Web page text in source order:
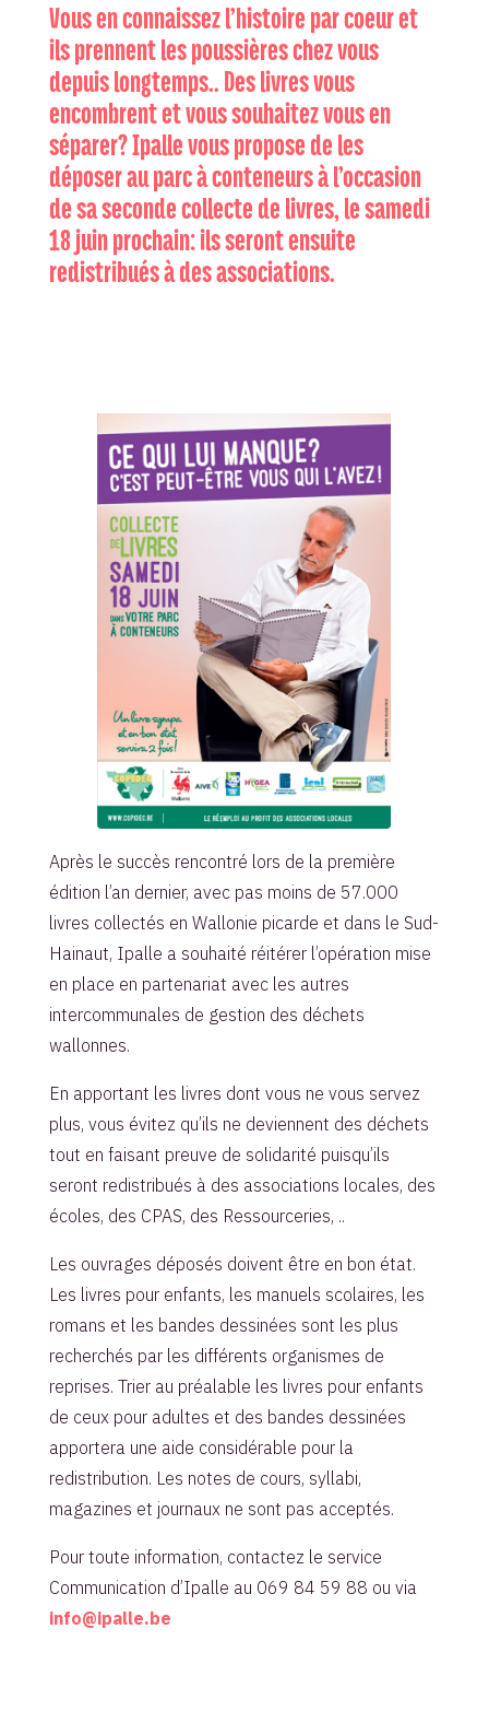
Vous en connaissez l’histoire par coeur et
ils prennent les poussières chez vous
depuis longtemps.. Des livres vous
encombrent et vous souhaitez vous en
séparer? Ipalle vous propose de les
déposer au parc à conteneurs à l’occasion
de sa seconde collecte de livres, le samedi
18 juin prochain: ils seront ensuite
redistribués à des associations.
Après le succès rencontré lors de la première
édition l’an dernier, avec pas moins de 57.000
livres collectés en Wallonie picarde et dans le Sud-
Hainaut, Ipalle a souhaité réitérer l’opération mise
en place en partenariat avec les autres
intercommunales de gestion des déchets
wallonnes.
En apportant les livres dont vous ne vous servez
plus, vous évitez qu’ils ne deviennent des déchets
tout en faisant preuve de solidarité puisqu’ils
seront redistribués à des associations locales, des
écoles, des CPAS, des Ressourceries, ..
Les ouvrages déposés doivent être en bon état.
Les livres pour enfants, les manuels scolaires, les
romans et les bandes dessinées sont les plus
recherchés par les différents organismes de
reprises. Trier au préalable les livres pour enfants
de ceux pour adultes et des bandes dessinées
apportera une aide considérable pour la
redistribution. Les notes de cours, syllabi,
magazines et journaux ne sont pas acceptés.
Pour toute information, contactez le service
Communication d’Ipalle au 069 84 59 88 ou via
info@ipalle.be